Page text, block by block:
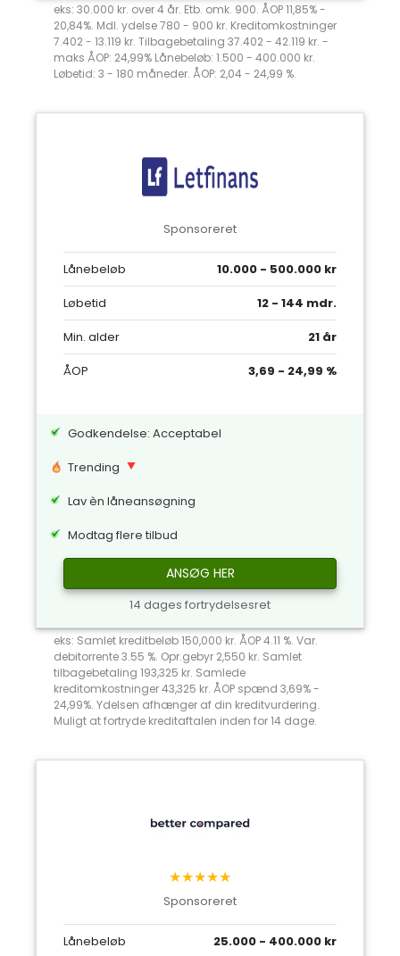
eks: 30.000 kr. over 4 år. Etb. omk. 900. ÅOP 11,85% -
20,84%. Mdl. ydelse 780 - 900 kr. Kreditomkostninger
7.402 - 13.119 kr. Tilbagebetaling 37.402 - 42.119 kr. -
maks ÅOP: 24,99% Lånebeløb: 1.500 - 400.000 kr.
Løbetid: 3 - 180 måneder. ÅOP: 2,04 - 24,99 %.
Sponsoreret
Lånebeløb
10.000 - 500.000 kr
Løbetid
12 - 144 mdr.
Min. alder
21 år
ÅOP
3,69 - 24,99 %
Godkendelse: Acceptabel
Trending
Lav èn låneansøgning
Modtag flere tilbud
ANSØG HER
14 dages fortrydelsesret
eks: Samlet kreditbeløb 150,000 kr. ÅOP 4.11 %. Var.
debitorrente 3.55 %. Opr.gebyr 2,550 kr. Samlet
tilbagebetaling 193,325 kr. Samlede
kreditomkostninger 43,325 kr. ÅOP spænd 3,69% -
24,99%. Ydelsen afhænger af din kreditvurdering.
Muligt at fortryde kreditaftalen inden for 14 dage.
★★★★★
Sponsoreret
Lånebeløb 25.000 - 400.000 kr